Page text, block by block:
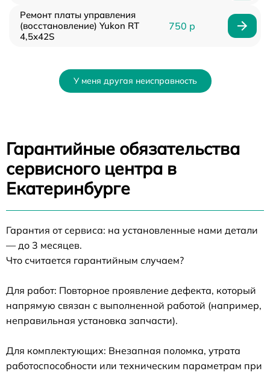
Ремонт платы управления
(восстановление) Yukon RT
4,5х42S
750 р
У меня другая неисправность
Гарантийные обязательства
сервисного центра в
Екатеринбурге
Гарантия от сервиса: на установленные нами детали
— до 3 месяцев.
Что считается гарантийным случаем?
Для работ: Повторное проявление дефекта, который
напрямую связан с выполненной работой (например,
неправильная установка запчасти).
Для комплектующих: Внезапная поломка, утрата
работоспособности или техническим параметрам при